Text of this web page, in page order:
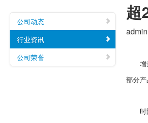
公司动态
行业资讯
公司荣誉
超
admin
增量
部分产
时隔